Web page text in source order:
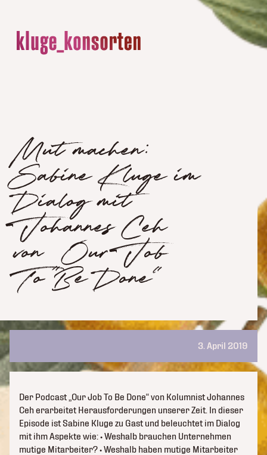
Mut machen:
Sabine Kluge im
Dialog mit
Johannes Ceh
von „Our Job
To Be Done“
3. April 2019
Der Podcast „Our Job To Be Done“ von Kolumnist Johannes
Ceh erarbeitet Herausforderungen unserer Zeit. In dieser
Episode ist Sabine Kluge zu Gast und beleuchtet im Dialog
mit ihm Aspekte wie: • Weshalb brauchen Unternehmen
mutige Mitarbeiter? • Weshalb haben mutige Mitarbeiter